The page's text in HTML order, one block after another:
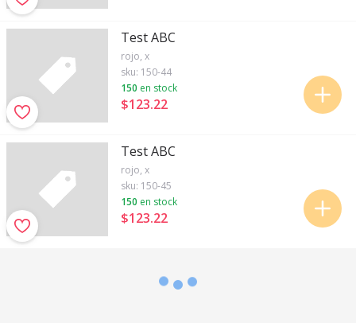
Test ABC
rojo, x
sku: 150-44
150 en stock
$123.22
Test ABC
rojo, x
sku: 150-45
150 en stock
$123.22